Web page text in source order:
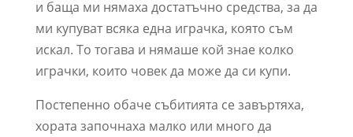
и баща ми нямаха достатъчно средства, за да
ми купуват всяка една играчка, която съм
искал. То тогава и нямаше кой знае колко
играчки, които човек да може да си купи.
Постепенно обаче събитията се завъртяха,
хората започнаха малко или много да